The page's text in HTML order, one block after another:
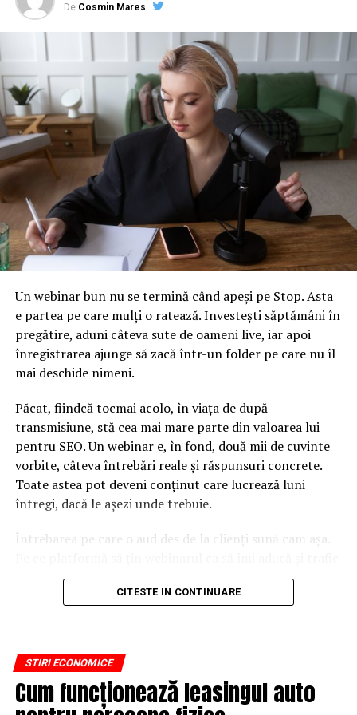
ARTICOLE PE ACEIASI TEMA:
Toată lumea munceşte, nu stă la întins mâna
Vom livra primele 40 de autobuze la 5 luni după ce
semnăm contractul cu Primăria Bucureşti
De Cosmin Mares
Un webinar bun nu se termină când apeși pe Stop. Asta
e partea pe care mulți o ratează. Investești săptămâni în
pregătire, aduni câteva sute de oameni live, iar apoi
înregistrarea ajunge să zacă într-un folder pe care nu îl
mai deschide nimeni.
Păcat, fiindcă tocmai acolo, în viața de după
transmisiune, stă cea mai mare parte din valoarea lui
pentru SEO. Un webinar e, în fond, două mii de cuvinte
vorbite, câteva întrebări reale și răspunsuri concrete.
Toate astea pot deveni conținut care lucrează luni
întregi, dacă le așezi unde trebuie.
Întrebarea pe care o aud des de la clienți sună cam așa.
din Google, nu doar lead-uri pe moment? Răspunsul
scurt e că platforma contează, dar nu în felul în care
Nu cel mai tare software câștigă, ci acela care îți lasă
conținutul liber, indexabil și ușor de reutilizat. Hai să o
luăm pe îndelete, fiindcă diferențele dintre opțiuni sunt
mai subtile decât par la prima vedere.
CITESTE IN CONTINUARE
STIRI ECONOMICE
Cum funcționează leasingul auto